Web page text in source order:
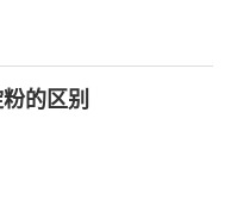
的区别